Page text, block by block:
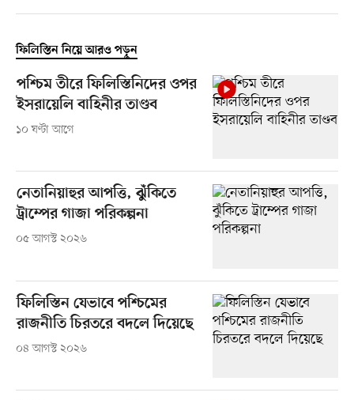
ফিলিস্তিন নিয়ে আরও পড়ুন
পশ্চিম তীরে ফিলিস্তিনিদের ওপর
ইসরায়েলি বাহিনীর তাণ্ডব
১০ ঘণ্টা আগে
নেতানিয়াহুর আপত্তি, ঝুঁকিতে
ট্রাম্পের গাজা পরিকল্পনা
০৫ আগস্ট ২০২৬
ফিলিস্তিন যেভাবে পশ্চিমের
রাজনীতি চিরতরে বদলে দিয়েছে
০৪ আগস্ট ২০২৬